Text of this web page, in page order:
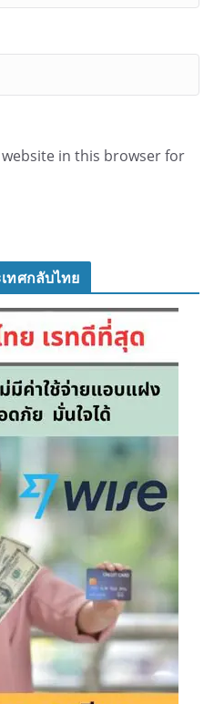
in this browser for
ทศกลับไทย